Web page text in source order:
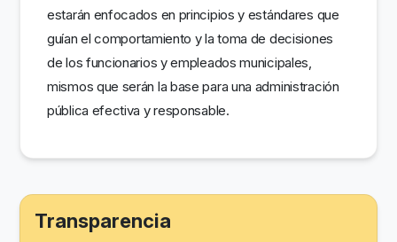
estarán enfocados en principios y estándares que
guían el comportamiento y la toma de decisiones
de los funcionarios y empleados municipales,
mismos que serán la base para una administración
pública efectiva y responsable.
Transparencia